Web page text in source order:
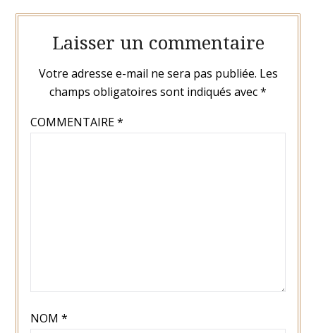
Laisser un commentaire
Votre adresse e-mail ne sera pas publiée. Les
champs obligatoires sont indiqués avec*
COMMENTAIRE*
NOM *